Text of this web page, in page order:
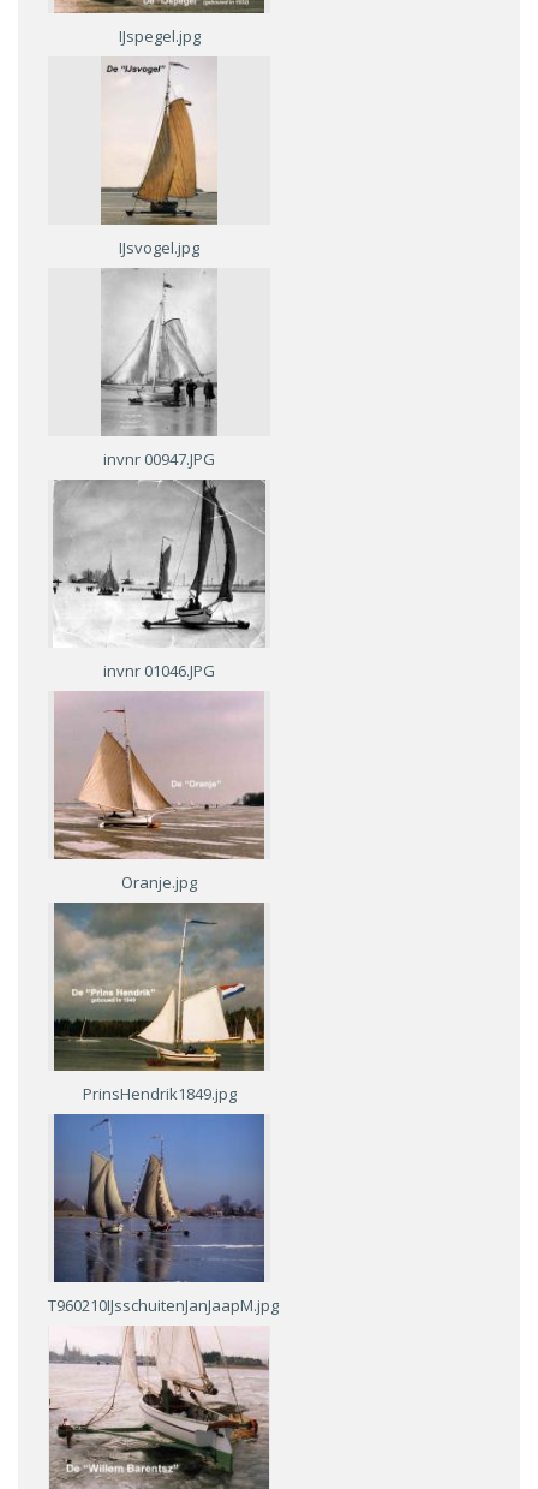
IJspegel.jpg
IJsvogel.jpg
invnr 00947.JPG
invnr 01046.JPG
Oranje.jpg
PrinsHendrik1849.jpg
T960210IJsschuitenJanJaapM.jpg